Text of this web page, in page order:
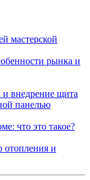
мастерской
рынка и
и внедрение щита
панелью
что это такое?
отопления и